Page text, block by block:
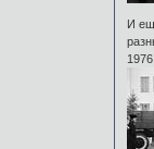
И
1976